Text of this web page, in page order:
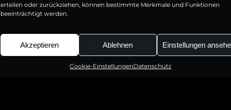
erteilen oder zurückziehen, können bestimmte Merkmale und Funktionen
beeinträchtigt werden.
Akzeptieren Ablehnen Einstellungen
Cookie-EinstellungenDatenschutz